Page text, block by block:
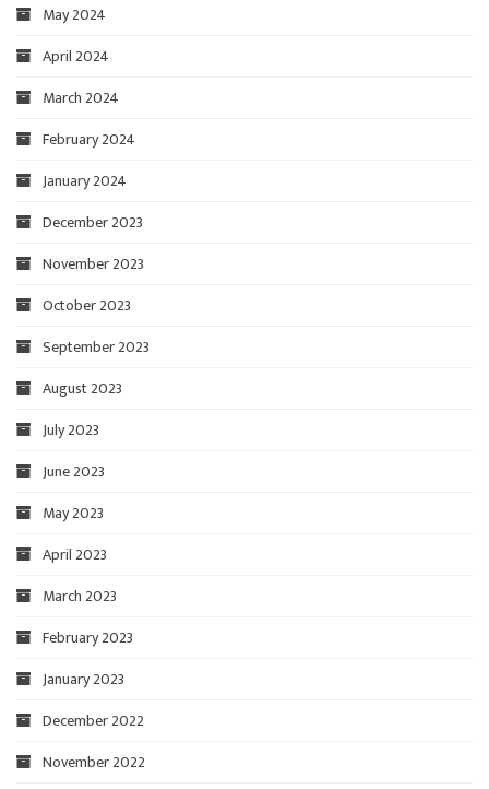
May 2024
April 2024
March 2024
February 2024
January 2024
December 2023
November 2023
October 2023
September 2023
August 2023
July 2023
June 2023
May 2023
April 2023
March 2023
February 2023
January 2023
December 2022
November 2022